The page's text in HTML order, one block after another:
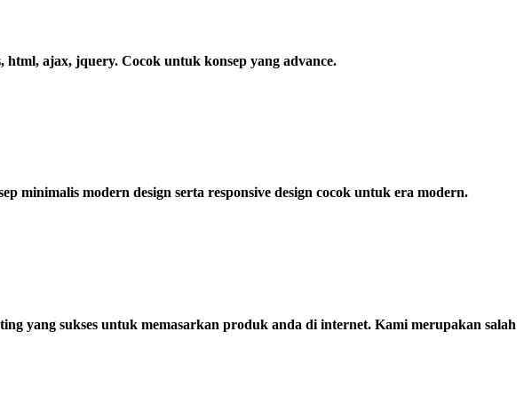
html, ajax, jquery. Cocok untuk konsep yang advance.
minimalis modern design serta responsive design cocok untuk era modern.
yang sukses untuk memasarkan produk anda di internet. Kami merupakan salah